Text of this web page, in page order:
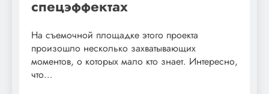
спецэффектах
На съемочной площадке этого проекта
произошло несколько захватывающих
моментов, о которых мало кто знает. Интересно,
что…